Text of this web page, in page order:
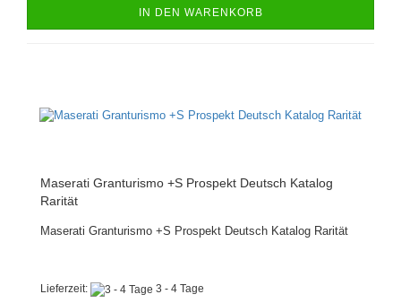
IN DEN WARENKORB
Maserati Granturismo +S Prospekt Deutsch Katalog
Rarität
Maserati Granturismo +S Prospekt Deutsch Katalog Rarität
Lieferzeit: 3 - 4 Tage